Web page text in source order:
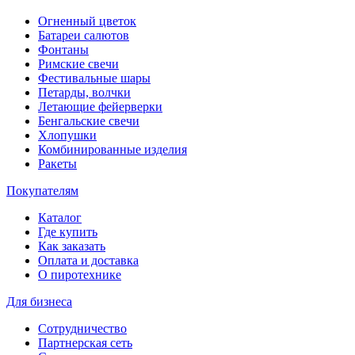
Огненный цветок
Батареи салютов
Фонтаны
Римские свечи
Фестивальные шары
Петарды, волчки
Летающие фейерверки
Бенгальские свечи
Хлопушки
Комбинированные изделия
Ракеты
Покупателям
Каталог
Где купить
Как заказать
Оплата и доставка
О пиротехнике
Для бизнеса
Сотрудничество
Партнерская сеть